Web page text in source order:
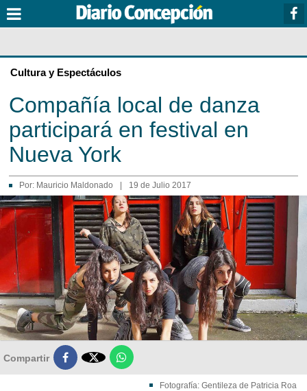
Cultura y Espectáculos
Compañía local de danza
participará en festival en
Nueva York
Por: Mauricio Maldonado 19 de Julio 2017
Compartir 
Fotografía: Gentileza de Patricia Roa